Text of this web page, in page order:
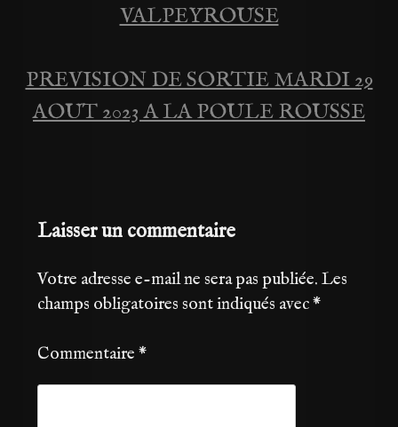
VALPEYROUSE
PREVISION DE SORTIE MARDI 29
AOUT 2023 A LA POULE ROUSSE
Laisser un commentaire
Votre adresse e-mail ne sera pas publiée. Les
champs obligatoires sont indiqués avec*
Commentaire *